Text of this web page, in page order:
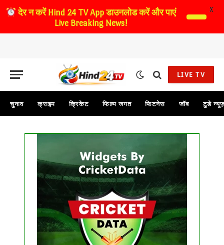
LIVE TV
चुनाव क्राइम क्रिकेट फिल्म जगत फिटनेस जॉब टुडे
FIXTURE
No live matches found.
See recent results
See fixtures
देर न करेंHind 24 TV App डाउनलोड करें और पाएं
Live Breaking News!
X